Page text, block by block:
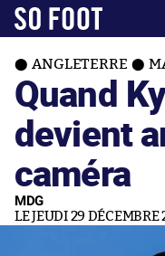
ANGLETERRE
Quand
devient
caméra
MDG
LE JEUDI 29 DÉCEMBRE